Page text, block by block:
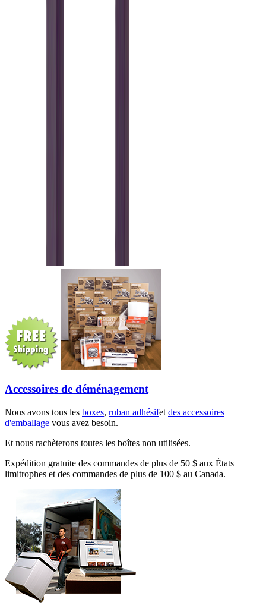
Accessoires de déménagement
Nous avons tous les boxes, ruban adhésifet des accessoires
d'emballage vous avez besoin.
Et nous rachèterons toutes les boîtes non utilisées.
Expédition gratuite des commandes de plus de 50 $ aux États
limitrophes et des commandes de plus de 100 $ au Canada.